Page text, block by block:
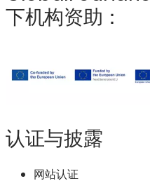
下机构资助：
认证与披露
网站认证